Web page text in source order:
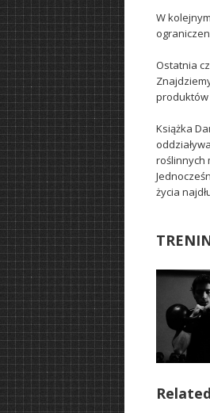
W
Ostatnia
produktów
Książka
roślinnych
życia